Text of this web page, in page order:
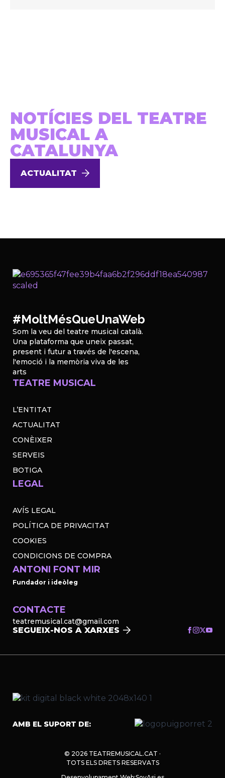
NOTÍCIES DEL TEATRE
MUSICAL A
CATALUNYA
ACTUALITAT
#MoltMésQueUnaWeb
Som la veu del teatre musical català.
Una plataforma que uneix passat,
present i futur a través de l'escena,
l'emoció i la memòria viva de les
arts
TEATRE MUSICAL
L’ENTITAT
ACTUALITAT
CONÈIXER
SERVEIS
BOTIGA
LEGAL
AVÍS LEGAL
POLÍTICA DE PRIVACITAT
COOKIES
CONDICIONS DE COMPRA
ANTONI FONT MIR
Fundador i ideòleg
CONTACTE
teatremusical.cat@gmail.com
SEGUEIX-NOS A XARXES
AMB EL SUPORT DE:
© 2026 TEATREMUSICAL.CAT ·
TOTS ELS DRETS RESERVATS